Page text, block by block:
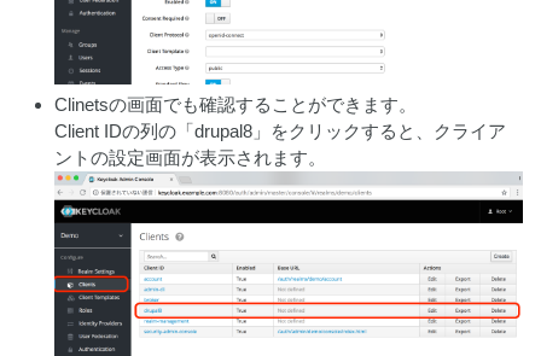
Clinetsの画面でも確認することができます。
Client IDの列の「drupal8」をクリックすると、クライア
ントの設定画面が表示されます。